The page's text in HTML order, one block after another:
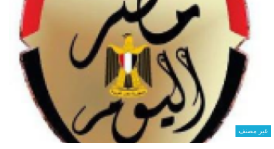
غير مصنف